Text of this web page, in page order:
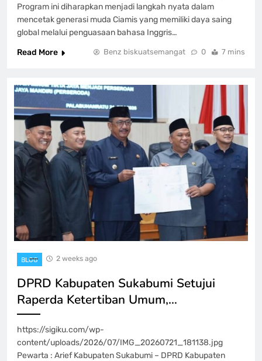
Program ini diharapkan menjadi langkah nyata dalam
mencetak generasi muda Ciamis yang memiliki daya saing
global melalui penguasaan bahasa Inggris…
Read More
Benz biskuatsemangat 0 7 mins
BLOG 2 weeks ago
DPRD Kabupaten Sukabumi Setujui
Raperda Ketertiban Umum,…
https://sigiku.com/wp-
content/uploads/2026/07/IMG_20260721_181138.jpg
Pewarta : Arief Kabupaten Sukabumi – DPRD Kabupaten